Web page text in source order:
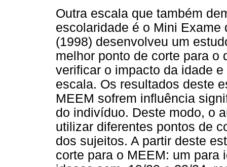
Outra escala que também
escolaridade é o Mini Exame
(1998) desenvolveu um
melhor ponto de corte para o
verificar o impacto da idade
escala. Os resultados deste
MEEM sofrem influência
do indivíduo. Deste modo, o
utilizar diferentes pontos de
dos sujeitos. A partir deste
corte para o MEEM: um para